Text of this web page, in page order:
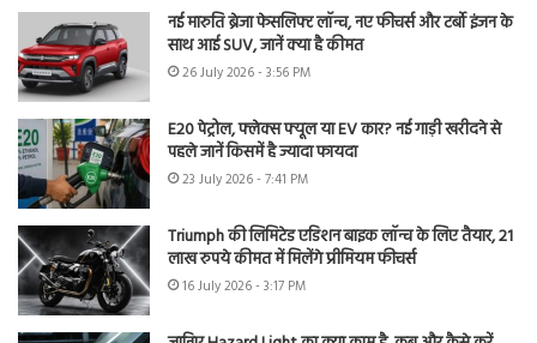
नई मारुति ब्रेजा फेसलिफ्ट लॉन्च, नए फीचर्स और टर्बो इंजन के
साथ आई SUV, जानें क्या है कीमत
26 July 2026 - 3:56 PM
E20 पेट्रोल, फ्लेक्स फ्यूल या EV कार? नई गाड़ी खरीदने से
पहले जानें किसमें है ज्यादा फायदा
23 July 2026 - 7:41 PM
Triumph की लिमिटेड एडिशन बाइक लॉन्च के लिए तैयार, 21
लाख रुपये कीमत में मिलेंगे प्रीमियम फीचर्स
16 July 2026 - 3:17 PM